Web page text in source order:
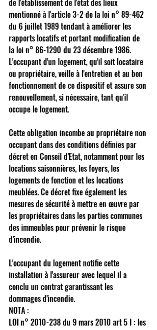
de l'établissement de l'état des lieux
mentionné à l'article 3-2 de la loi n° 89-462
du 6 juillet 1989 tendant à améliorer les
rapports locatifs et portant modification de
la loi n° 86-1290 du 23 décembre 1986.
L'occupant d'un logement, qu'il soit locataire
ou propriétaire, veille à l'entretien et au bon
fonctionnement de ce dispositif et assure son
renouvellement, si nécessaire, tant qu'il
occupe le logement.
Cette obligation incombe au propriétaire non
occupant dans des conditions définies par
décret en Conseil d'Etat, notamment pour les
locations saisonnières, les foyers, les
logements de fonction et les locations
meublées. Ce décret fixe également les
mesures de sécurité à mettre en œuvre par
les propriétaires dans les parties communes
des immeubles pour prévenir le risque
d'incendie.
L'occupant du logement notifie cette
installation à l'assureur avec lequel il a
conclu un contrat garantissant les
dommages d'incendie.
NOTA :
LOI n° 2010-238 du 9 mars 2010 art 5 I : les